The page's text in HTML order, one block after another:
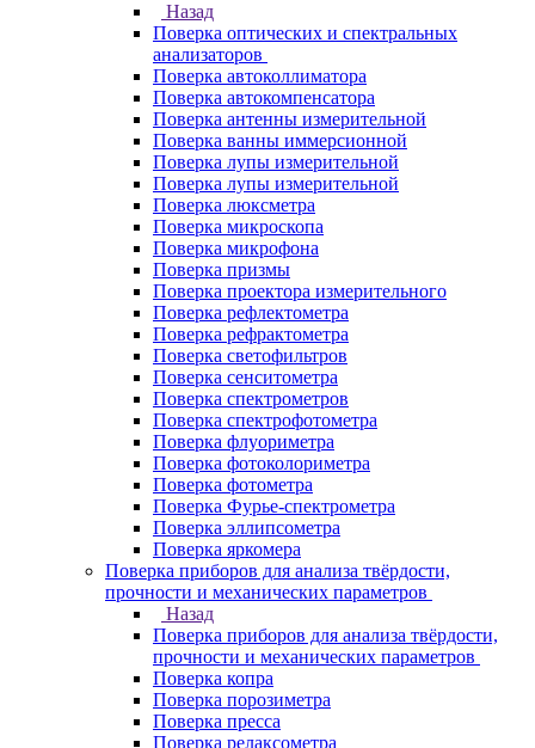
Назад
Поверка оптических и спектральных
анализаторов
Поверка автоколлиматора
Поверка автокомпенсатора
Поверка антенны измерительной
Поверка ванны иммерсионной
Поверка лупы измерительной
Поверка лупы измерительной
Поверка люксметра
Поверка микроскопа
Поверка микрофона
Поверка призмы
Поверка проектора измерительного
Поверка рефлектометра
Поверка рефрактометра
Поверка светофильтров
Поверка сенситометра
Поверка спектрометров
Поверка спектрофотометра
Поверка флуориметра
Поверка фотоколориметра
Поверка фотометра
Поверка Фурье-спектрометра
Поверка эллипсометра
Поверка яркомера
Поверка приборов для анализа твёрдости,
прочности и механических параметров
Назад
Поверка приборов для анализа твёрдости,
прочности и механических параметров
Поверка копра
Поверка порозиметра
Поверка пресса
Поверка релаксометра